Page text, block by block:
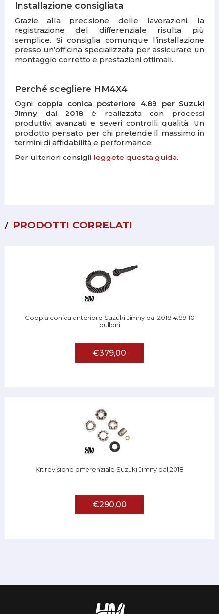
Installazione consigliata
Grazie alla precisione delle lavorazioni, la
registrazione del differenziale risulta più
semplice. Si consiglia comunque l’installazione
presso un’officina specializzata per assicurare un
montaggio corretto e prestazioni ottimali.
Perché scegliere HM4X4
Ogni coppia conica posteriore 4.89 per Suzuki
Jimny dal 2018 è realizzata con processi
produttivi avanzati e severi controlli qualità. Un
prodotto pensato per chi pretende il massimo in
termini di affidabilità e performance.
Per ulteriori consigli leggete questa guida.
PRODOTTI CORRELATI
Coppia conica anteriore Suzuki Jimny dal 2018 4.89 10
bulloni
€379,00
Kit revisione differenziale Suzuki Jimny dal 2018
€290,00